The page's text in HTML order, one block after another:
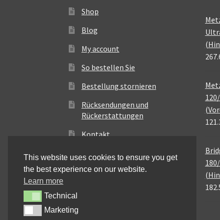
Shop
Blog
My account
So bestellen Sie
Bestellung stornieren
Rücksendungen und
Rückerstattungen
Kontakt
This website uses cookies to ensure you get
the best experience on our website.
Learn more
TechnicalTechnical
MarketingMarketing